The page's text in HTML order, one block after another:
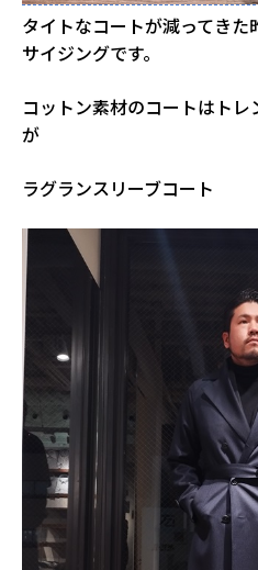
タイトなコートが減ってき
サイジングです。
コットン素材のコートはト
が
ラグランスリーブコート